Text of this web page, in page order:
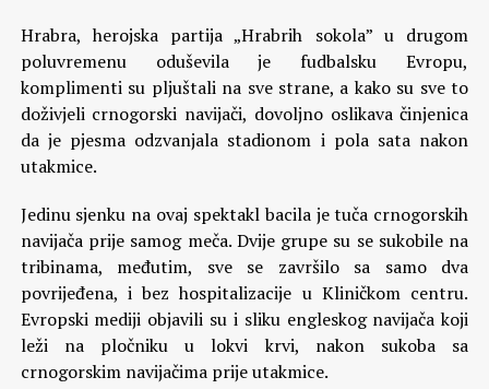
Hrabra, herojska partija „Hrabrih sokola” u drugom
poluvremenu oduševila je fudbalsku Evropu,
komplimenti su pljuštali na sve strane, a kako su sve to
doživjeli crnogorski navijači, dovoljno oslikava činjenica
da je pjesma odzvanjala stadionom i pola sata nakon
utakmice.
Jedinu sjenku na ovaj spektakl bacila je tuča crnogorskih
navijača prije samog meča. Dvije grupe su se sukobile na
tribinama, međutim, sve se završilo sa samo dva
povrijeđena, i bez hospitalizacije u Kliničkom centru.
Evropski mediji objavili su i sliku engleskog navijača koji
leži na pločniku u lokvi krvi, nakon sukoba sa
crnogorskim navijačima prije utakmice.